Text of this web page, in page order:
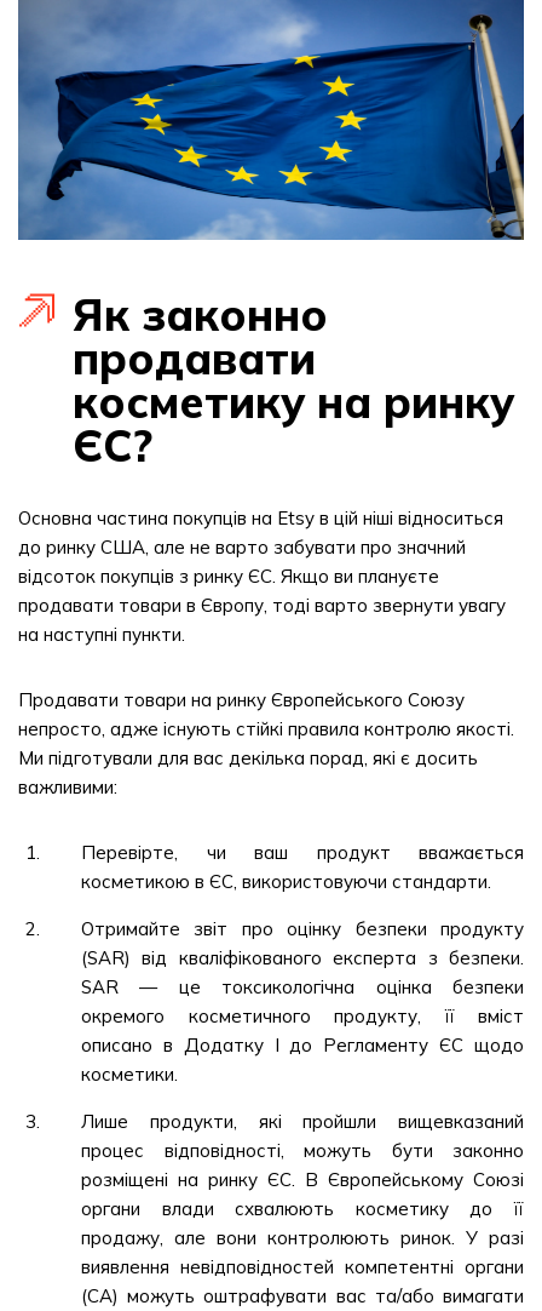
Як законно
продавати
косметику на ринку
ЄС?
Основна частина покупців на Etsy в цій ніші відноситься
до ринку США, але не варто забувати про значний
відсоток покупців з ринку ЄС. Якщо ви плануєте
продавати товари в Європу, тоді варто звернути увагу
на наступні пункти.
Продавати товари на ринку Європейського Союзу
непросто, адже існують стійкі правила контролю якості.
Ми підготували для вас декілька порад, які є досить
важливими:
Перевірте, чи ваш продукт вважається
косметикою в ЄС, використовуючи стандарти.
Отримайте звіт про оцінку безпеки продукту
(SAR) від кваліфікованого експерта з безпеки.
SAR — це токсикологічна оцінка безпеки
окремого косметичного продукту, її вміст
описано в Додатку I до Регламенту ЄС щодо
косметики.
Лише продукти, які пройшли вищевказаний
процес відповідності, можуть бути законно
розміщені на ринку ЄС. В Європейському Союзі
органи влади схвалюють косметику до її
продажу, але вони контролюють ринок. У разі
виявлення невідповідностей компетентні органи
(CA) можуть оштрафувати вас та/або вимагати